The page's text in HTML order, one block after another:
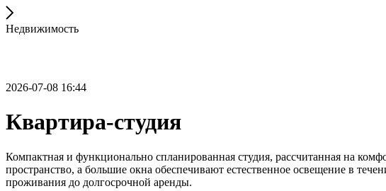
Недвижимость
2026-07-08 16:44
Квартира-студия
Компактная и функционально спланированная студия, рассчитанная на
пространство, а большие окна обеспечивают естественное освещение в
проживания до долгосрочной аренды.